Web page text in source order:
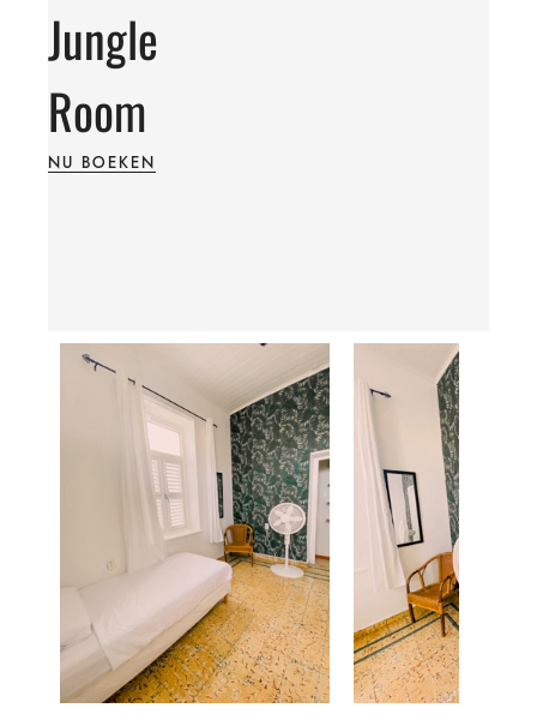
Jungle
Room
NU BOEKEN